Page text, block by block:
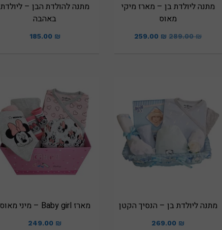
מתנה ליולדת בן – מארז מיקי
מאוס
289.00₪
259.00 ₪
מתנה להולדת הבן – ליולדת
באהבה
185.00 ₪
מתנה ליולדת בן – הנסיך הקטן
269.00 ₪
מארז Baby girl – מיני מאוס
249.00 ₪